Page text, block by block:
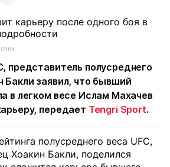
представитель полусреднего
Бакли заявил, что бывший
в легком весе Ислам Махачев
передает Tengri Sport.
полусреднего веса UFC,
Хоакин Бакли, поделился